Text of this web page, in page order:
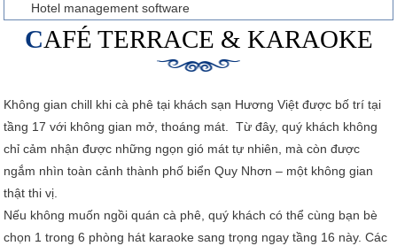
Hotel management software
CAFÉ TERRACE & KARAOKE
Không gian chill khi cà phê tại khách sạn Hương Việt được bố trí tại
tầng 17 với không gian mở, thoáng mát. Từ đây, quý khách không
chỉ cảm nhận được những ngọn gió mát tự nhiên, mà còn được
ngắm nhìn toàn cảnh thành phố biển Quy Nhơn – một không gian
thật thi vị.
Nếu không muốn ngồi quán cà phê, quý khách có thể cùng bạn bè
chọn 1 trong 6 phòng hát karaoke sang trọng ngay tầng 16 này. Các